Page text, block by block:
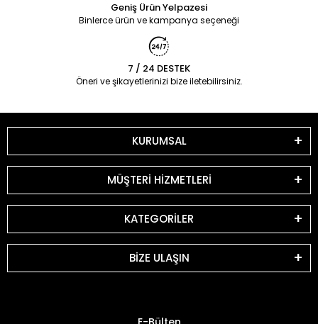
Geniş Ürün Yelpazesi
Binlerce ürün ve kampanya seçeneği
7 / 24 DESTEK
Öneri ve şikayetlerinizi bize iletebilirsiniz.
KURUMSAL
MÜŞTERİ HİZMETLERİ
KATEGORİLER
BİZE ULAŞIN